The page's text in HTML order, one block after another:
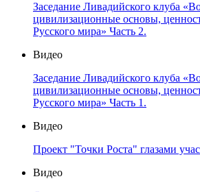
Заседание Ливадийского клуба
цивилизационные основы,
Русского мира» Часть 2.
Видео
Заседание Ливадийского клуба
цивилизационные основы,
Русского мира» Часть 1.
Видео
Проект "Точки Роста" глазами
Видео